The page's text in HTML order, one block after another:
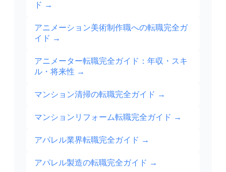
ド →
アニメーション美術制作職への転職完全ガ
イド →
アニメーター転職完全ガイド：年収・スキ
ル・将来性 →
マンション清掃の転職完全ガイド →
マンションリフォーム転職完全ガイド →
アパレル業界転職完全ガイド →
アパレル製造の転職完全ガイド →